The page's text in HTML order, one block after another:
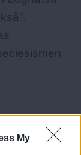
My
det